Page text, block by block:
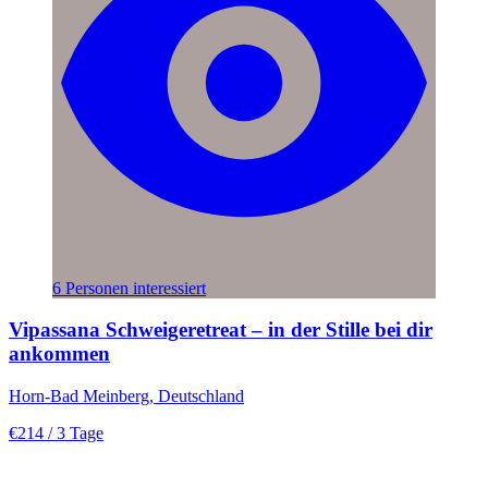
6 Personen interessiert
Vipassana Schweigeretreat – in der Stille bei dir
ankommen
Horn-Bad Meinberg, Deutschland
€214 / 3 Tage